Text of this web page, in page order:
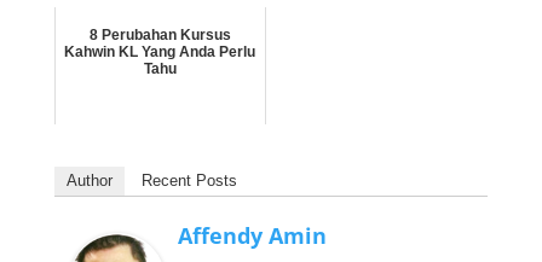
8 Perubahan Kursus
Kahwin KL Yang Anda Perlu
Tahu
Author Recent Posts
Affendy Amin